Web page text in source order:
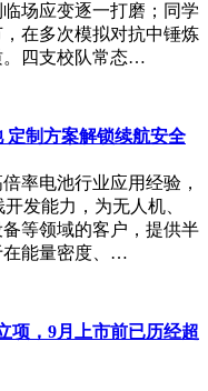
场应变逐一打磨；同学
在多次模拟对抗中锤炼
。四支校队常态…
定制方案解锁续航安全
率电池行业应用经验，
发能力，为无人机、
等领域的客户，提供半
在能量密度、…
项，9月上市前已历经超